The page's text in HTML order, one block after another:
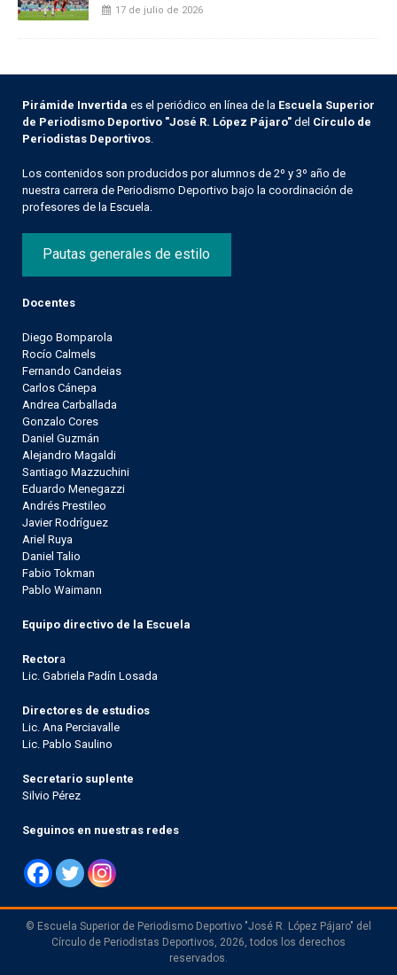
17 de julio de 2026
Pirámide Invertida es el periódico en línea de la Escuela Superior
de Periodismo Deportivo "José R. López Pájaro" del Círculo de
Periodistas Deportivos
Los contenidos son producidos por alumnos de 2º y 3º año de
nuestra carrera de Periodismo Deportivo bajo la coordinación de
profesores de la Escuela.
Pautas generales de estilo
Docentes
Diego Bomparola
Rocío Calmels
Fernando Candeias
Carlos Cánepa
Andrea Carballada
Gonzalo Cores
Daniel Guzmán
Alejandro Magaldi
Santiago Mazzuchini
Eduardo Menegazzi
Andrés Prestileo
Javier Rodríguez
Ariel Ruya
Daniel Talio
Fabio Tokman
Pablo Waimann
Equipo directivo de la Escuela
Rectora
Lic. Gabriela Padín Losada
Directores de estudios
Lic. Ana Perciavalle
Lic. Pablo Saulino
Secretario suplente
Silvio Pérez
Seguinos en nuestras redes
© Escuela Superior de Periodismo Deportivo "José R. López Pájaro" del
Círculo de Periodistas Deportivos, 2026, todos los derechos
reservados.